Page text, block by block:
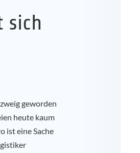
sich
geworden
heute kaum
ist eine Sache